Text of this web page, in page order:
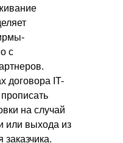
с
договора IT-
на случай
или выхода из
заказчика.